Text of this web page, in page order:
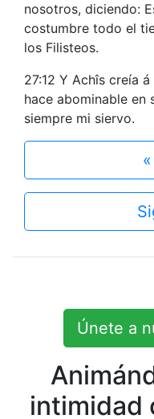
nosotros, diciendo:
costumbre todo el
los Filisteos.
27:12 Y Achîs creía
hace abominable en
siempre mi siervo.
Únete a
intimidad